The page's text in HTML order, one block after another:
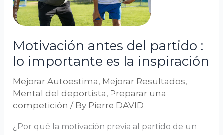
Motivación antes del partido :
lo importante es la inspiración
Mejorar Autoestima, Mejorar Resultados,
Mental del deportista, Preparar una
competición / By Pierre DAVID
¿Por qué la motivación previa al partido de un
lo
importante
la
inspiración